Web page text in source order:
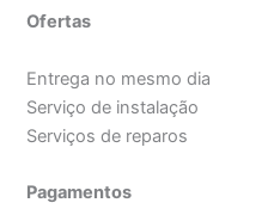
Ofertas
Entrega no mesmo dia
Serviço de instalação
Serviços de reparos
Pagamentos